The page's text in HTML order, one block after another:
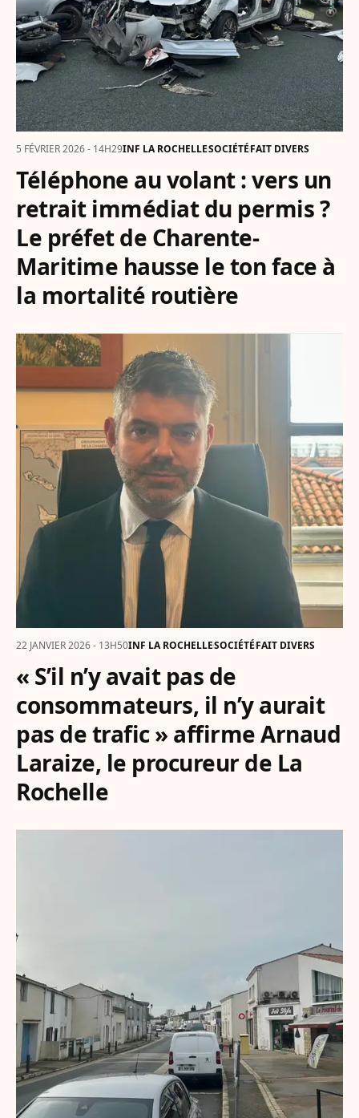
5 FÉVRIER 2026 - 14H29INF LA ROCHELLESOCIÉTÉFAIT DIVERS
Téléphone au volant : vers un
retrait immédiat du permis ?
Le préfet de Charente-
Maritime hausse le ton face à
la mortalité routière
22 JANVIER 2026 - 13H50INF LA ROCHELLESOCIÉTÉFAIT DIVERS
« S’il n’y avait pas de
consommateurs, il n’y aurait
pas de trafic » affirme Arnaud
Laraize, le procureur de La
Rochelle